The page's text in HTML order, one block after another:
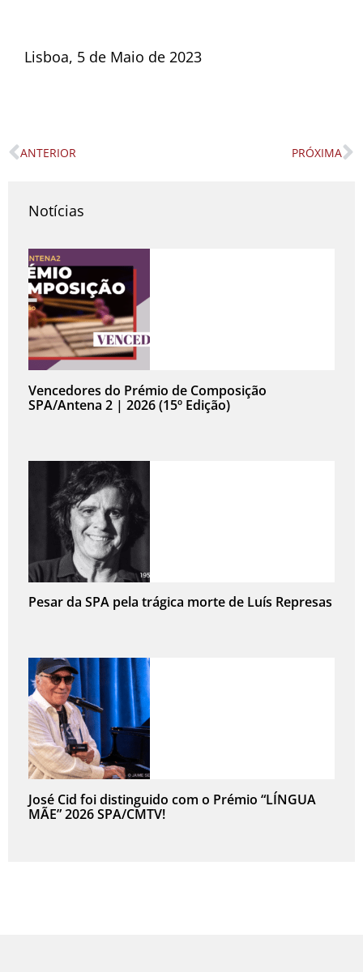
Lisboa, 5 de Maio de 2023
Prev
ANTERIOR PRÓXIMA
Notícias
Vencedores do Prémio de Composição
SPA/Antena 2 | 2026 (15º Edição)
Pesar da SPA pela trágica morte de Luís Represas
José Cid foi distinguido com o Prémio “LÍNGUA
MÃE” 2026 SPA/CMTV!